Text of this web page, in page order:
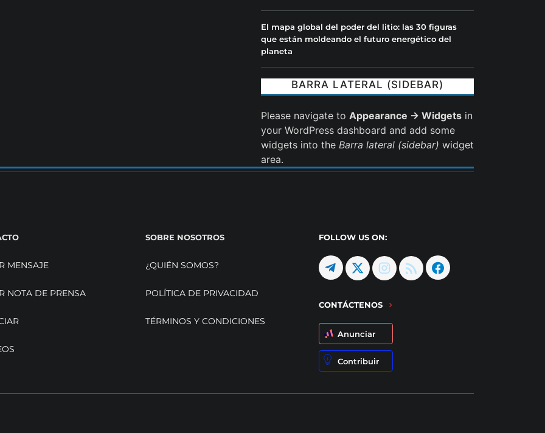
El mapa global del poder del litio: las 30 figuras
que están moldeando el futuro energético del
planeta
BARRA LATERAL (SIDEBAR)
Please navigate to Appearance → Widgets in
your WordPress dashboard and add some
widgets into the Barra lateral (sidebar) widget
area.
MENSAJE
NOTA DE PRENSA
SOBRE NOSOTROS
¿QUIÉN SOMOS?
POLÍTICA DE PRIVACIDAD
TÉRMINOS Y CONDICIONES
FOLLOW US ON:
CONTÁCTENOS
Anunciar
Contribuir